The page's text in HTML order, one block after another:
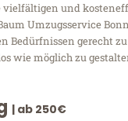
vielfältigen und
Umzugsservice
Bedürfnissen gerecht
wie möglich zu
| ab 250€